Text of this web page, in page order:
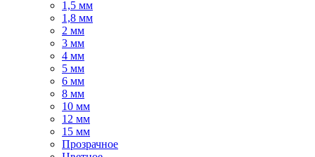
1,5 мм
1,8 мм
2 мм
3 мм
4 мм
5 мм
6 мм
8 мм
10 мм
12 мм
15 мм
Прозрачное